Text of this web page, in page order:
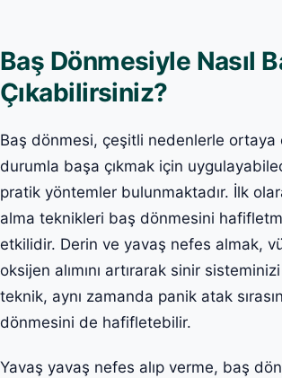
Baş Dönmesiyle Nasıl
Çıkabilirsiniz?
Baş dönmesi, çeşitli nedenlerle ortaya
durumla başa çıkmak için
pratik yöntemler bulunmaktadır. İlk
alma teknikleri baş dönmesini
etkilidir. Derin ve yavaş nefes almak,
oksijen alımını artırarak sinir
teknik, aynı zamanda panik atak
dönmesini de hafifletebilir.
Yavaş yavaş nefes alıp verme, baş